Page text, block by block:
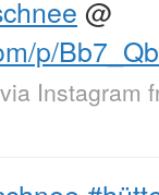
@
p/
via Instagram